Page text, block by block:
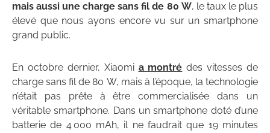
mais aussi une charge sans fil de 80 W, le taux le plus
élevé que nous ayons encore vu sur un smartphone
grand public.
En octobre dernier, Xiaomi a montré des vitesses de
charge sans fil de 80 W, mais à l’époque, la technologie
n’était pas prête à être commercialisée dans un
véritable smartphone. Dans un smartphone doté d’une
batterie de 4 000 mAh, il ne faudrait que 19 minutes